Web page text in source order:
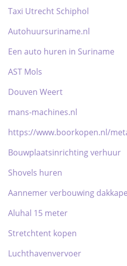
Taxi Utrecht Schiphol
Autohuursuriname.nl
Een auto huren in Suriname
AST Mols
Douven Weert
mans-machines.nl
https://www.boorkopen.nl/
Bouwplaatsinrichting verhuur
Shovels huren
Aannemer verbouwing
Aluhal 15 meter
Stretchtent kopen
Luchthavenvervoer